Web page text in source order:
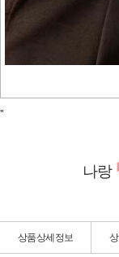
"
나랑
상품상세정보